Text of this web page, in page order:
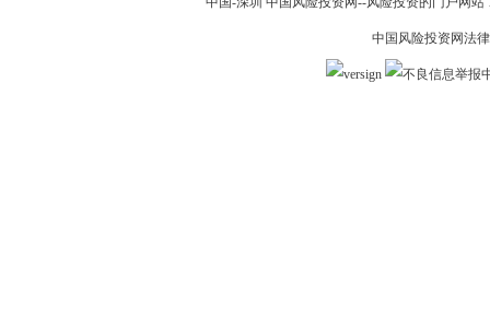
中国风险投资网法